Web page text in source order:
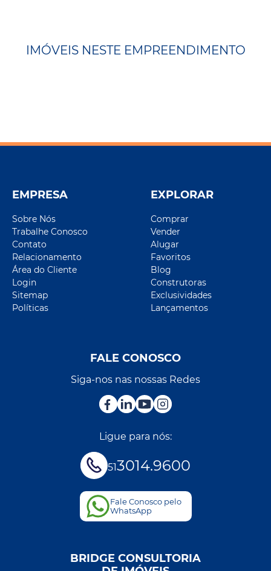
IMÓVEIS NESTE EMPREENDIMENTO
EMPRESA
Sobre Nós
Trabalhe Conosco
Contato
Relacionamento
Área do Cliente
Login
Sitemap
Políticas
EXPLORAR
Comprar
Vender
Alugar
Favoritos
Blog
Construtoras
Exclusividades
Lançamentos
FALE CONOSCO
Siga-nos nas nossas Redes
Ligue para nós:
513014.9600
Fale Conosco pelo
WhatsApp
BRIDGE CONSULTORIA